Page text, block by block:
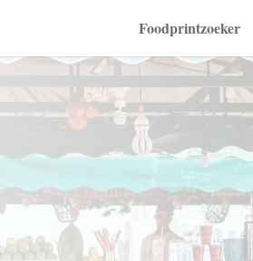
Foodprintzoeker